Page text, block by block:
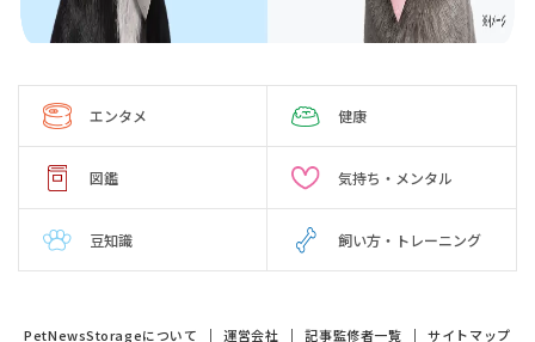
エンタメ 健康
図鑑 気持ち・メンタル
豆知識 飼い方・トレーニング
PetNewsStorageについて 運営会社 記事監修者一覧 サイトマップ